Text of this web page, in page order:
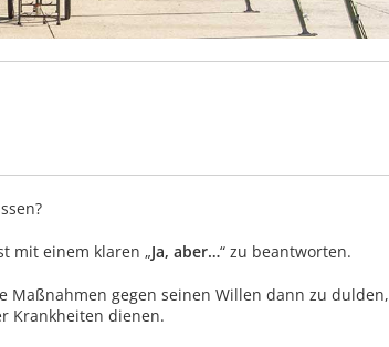
mit einem klaren „Ja, aber…“ zu beantworten.
Maßnahmen gegen seinen Willen dann zu dulden,
Krankheiten dienen.